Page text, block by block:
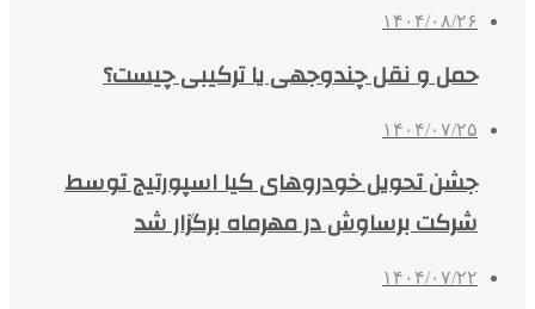
۱۴۰۴/۰۸/۲۶
حمل و نقل چندوجهی یا ترکیبی چیست؟
۱۴۰۴/۰۷/۲۵
جشن تحویل خودروهای کیا اسپورتیج توسط
شرکت برساوش در مهرماه برگزار شد
۱۴۰۴/۰۷/۲۲